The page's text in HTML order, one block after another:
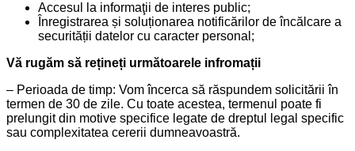
Accesul la informaţii de interes public;
Înregistrarea și soluționarea notificărilor de încălcare a
securității datelor cu caracter personal;
Vă rugăm să rețineți următoarele infromații
– Perioada de timp: Vom încerca să răspundem solicitării în
termen de 30 de zile. Cu toate acestea, termenul poate fi
prelungit din motive specifice legate de dreptul legal specific
sau complexitatea cererii dumneavoastră.